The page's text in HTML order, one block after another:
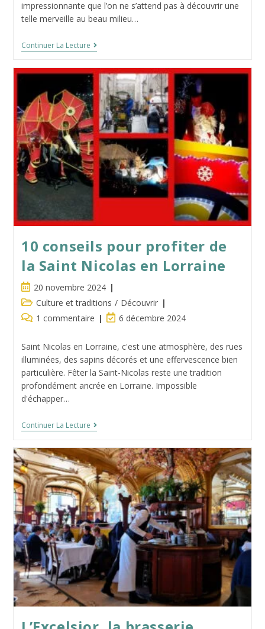
impressionnante que l’on ne s’attend pas à découvrir une
telle merveille au beau milieu…
Continuer La LectureLa
Bibliothèque
De
Saint-
Mihiel
10 conseils pour profiter de
la Saint Nicolas en Lorraine
Publication
publiée :
20 novembre 2024
Post
category:
Culture et traditions / Découvrir
Commentaires
la
publication :
1 commentaire
Dernière
de
la
publication :
6 décembre 2024
Saint Nicolas en Lorraine, c'est une atmosphère, des rues
illuminées, des sapins décorés et une effervescence bien
particulière. Fêter la Saint-Nicolas reste une tradition
profondément ancrée en Lorraine. Impossible
d'échapper…
Continuer La Lecture10
Conseils
Profiter
De
La
Saint
Nicolas
En
Lorraine